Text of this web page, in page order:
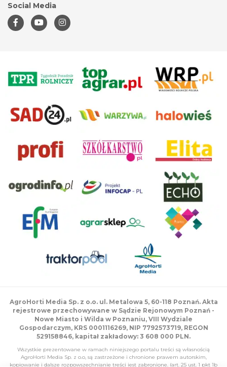
Social Media
AgroHorti Media Sp. z o.o. ul. Metalowa 5, 60-118 Poznań. Akta
rejestrowe przechowywane w Sądzie Rejonowym Poznań -
Nowe Miasto i Wilda w Poznaniu, VIII Wydziale
Gospodarczym, KRS 0001116269, NIP 7792573719, REGON
529158846, kapitał zakładowy: 3 608 000 PLN.
Wszystkie prezentowane w ramach niniejszego portalu treści są własnością
AgroHorti Media Sp. z o.o, są zastrzeżone i chronione prawem autorskim,
kopiowanie i dalsze rozpowszechnianie treści jest zabronione. (art. 25 ust. 1 pkt 1b